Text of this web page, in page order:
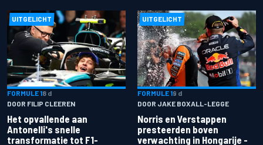
UITGELICHT
FORMULE 18 d
DOOR FILIP CLEEREN
Het opvallende aan
Antonelli's snelle
transformatie tot F1-
UITGELICHT
FORMULE 19 d
DOOR JAKE BOXALL-LEGGE
Norris en Verstappen
presteerden boven
verwachting in Hongarije -